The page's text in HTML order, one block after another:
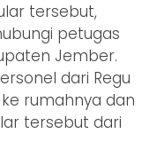
tersebut,
petugas
Jember.
dari Regu
rumahnya dan
tersebut dari